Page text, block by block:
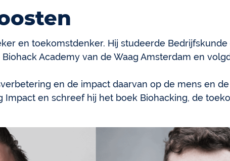
en toekomstdenker. Hij studeerde
Academy van de Waag Amsterdam en
en de impact daarvan op de mens en
Impact en schreef hij het boek Biohacking, de